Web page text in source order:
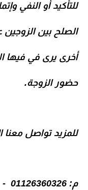
للتأكيد أو النفي
الصلح بين
أخرى يرى في فيها
حضور الزوجة.
للمزيد تواصل معنا